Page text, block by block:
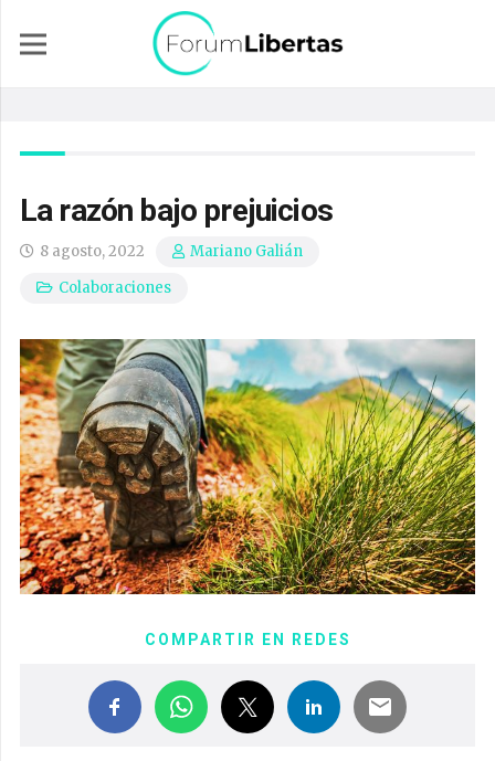
La razón bajo prejuicios
8 agosto, 2022
Mariano Galián
Colaboraciones
COMPARTIR EN REDES